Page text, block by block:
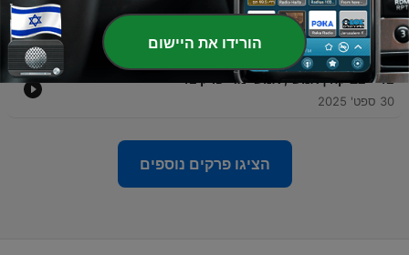
13
- אורנה | אנושי, אנושי מדי פרק 13
16 אוק' 2025
12
- צביקה | אנושי, אנושי מדי פרק 12
30 ספט' 2025
הציגו פרקים נוספים
הורידו את היישום